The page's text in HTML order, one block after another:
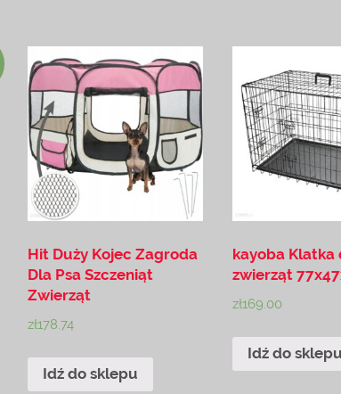
Hit Duży Kojec Zagroda
Dla Psa Szczeniąt
Zwierząt
zł178.74
Idź do sklepu
kayoba Klatka
zwierząt
zł169.00
Idź do sklepu